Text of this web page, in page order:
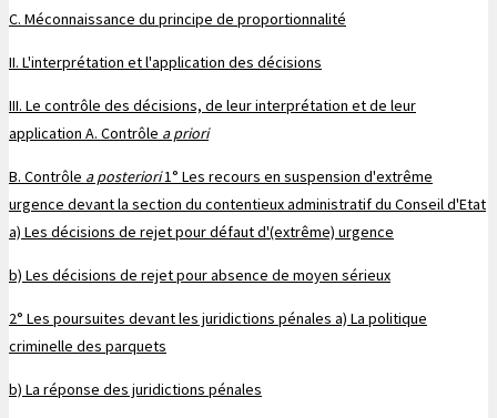
C. Méconnaissance du principe de proportionnalité
II. L'interprétation et l'application des décisions
III. Le contrôle des décisions, de leur interprétation et de leur
application A. Contrôle a priori
B. Contrôle a posteriori1° Les recours en suspension d'extrême
urgence devant la section du contentieux administratif du Conseil d'Etat
a) Les décisions de rejet pour défaut d'(extrême) urgence
b) Les décisions de rejet pour absence de moyen sérieux
2° Les poursuites devant les juridictions pénales a) La politique
criminelle des parquets
b) La réponse des juridictions pénales